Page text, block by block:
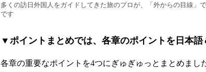
多くの訪日外国人をガイドしてきた旅のプロが、「外からの目線」
です
▼ポイントまとめでは、各章のポイントを日本
各章の重要なポイントを4つにぎゅぎゅっとまとめま